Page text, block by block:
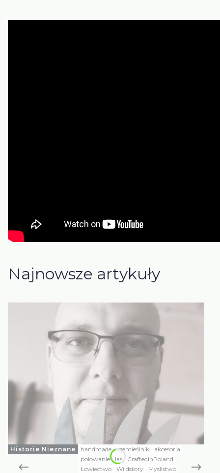
Najnowsze artykuły
Historie Nieznane handmade rzemieślnik
akcesoria
polowanie
las
CraftedinPoland
Łowiectwo
Wildstory
Myslistwo